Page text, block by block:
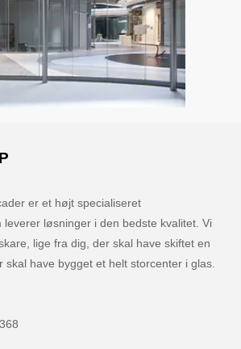
er et højt specialiseret
løsninger i den bedste kvalitet. Vi
lige fra dig, der skal have skiftet en
skal have bygget et helt storcenter i glas.